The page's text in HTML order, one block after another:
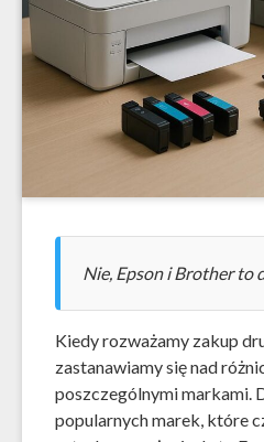
Nie, Epson i Brother to
Kiedy rozważamy zakup
zastanawiamy się nad
poszczególnymi markami.
popularnych marek, które